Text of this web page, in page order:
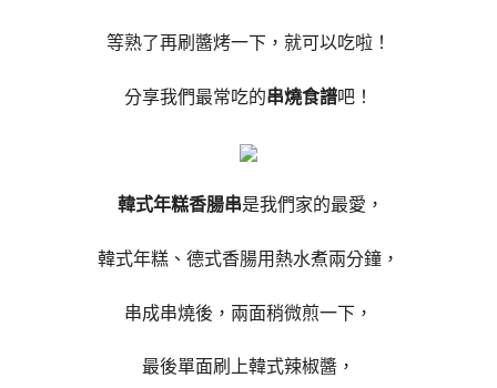
等熟了再刷醬烤一下，就可以吃啦！
分享我們最常吃的串燒食譜吧！
韓式年糕香腸串是我們家的最愛，
韓式年糕、德式香腸用熱水煮兩分鐘，
串成串燒後，兩面稍微煎一下，
最後單面刷上韓式辣椒醬，